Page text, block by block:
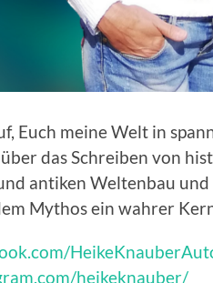
Euch meine Welt in
das Schreiben von
antiken Weltenbau
Mythos ein wahrer
heikeknauber/